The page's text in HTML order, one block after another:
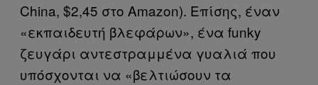
China, $2,45 στο Amazon). Επίσης, έναν
«εκπαιδευτή βλεφάρων», ένα funky
ζευγάρι αντεστραμμένα γυαλιά που
υπόσχονται να «βελτιώσουν τα